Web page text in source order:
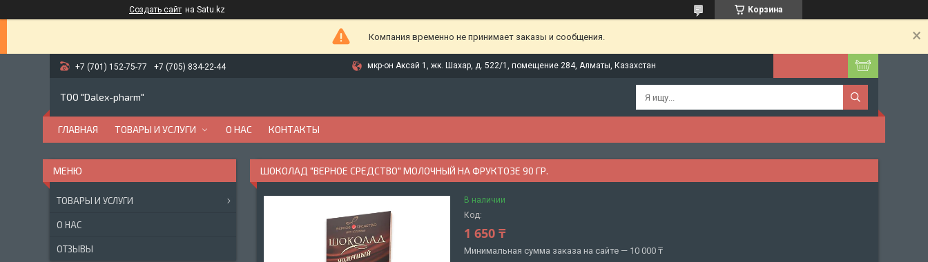
Создать сайт на Satu.kz Корзина
Компания временно не принимает заказы и сообщения.
+7 (701) 152-75-77 +7 (705) 834-22-44 мкр-он Аксай 1, жк. Шахар, д. 522/1, помещение 284, Алматы, Казахстан
ТОО "Dalex-pharm"
ГЛАВНАЯ ТОВАРЫ И УСЛУГИ О НАС КОНТАКТЫ
ШОКОЛАД "ВЕРНОЕ СРЕДСТВО" МОЛОЧНЫЙ НА ФРУКТОЗЕ 90 ГР.
В наличии
Код:
1 650 ₸
Минимальная сумма заказа на сайте — 10 000 ₸
ТОВАРЫ И УСЛУГИ
О НАС
ОТЗЫВЫ